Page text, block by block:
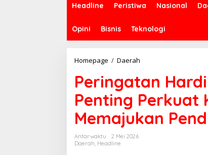
Headline Peristiwa Nasional
Opini Bisnis Teknologi
Homepage / Daerah
TH
2026
Moment
Penting
Perkuat
Komitmen
Peringatan
Penting Perkuat
Memajukan
Antarwaktu
2 Mei 2026
Daerah, Headline